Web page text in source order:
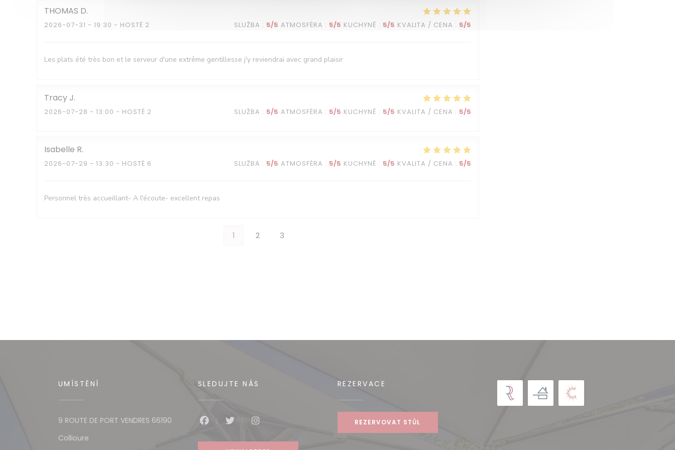
THOMAS D
2026-07-31 - 19:30 - HOSTÉ 2 SLUŽBA : 5/5 ATMOSFÉRA : 5/5 KUCHYNĚ : 5/5 KVALITA / CENA : 5/5
Les plats été très bon et le serveur d'une extrême gentillesse j'y reviendrai avec grand plaisir
TracyJ
2026-07-28 - 13:00 - HOSTÉ 2 SLUŽBA : 5/5 ATMOSFÉRA : 5/5 KUCHYNĚ : 5/5 KVALITA / CENA : 5/5
Isabelle R
2026-07-29 - 13:30 - HOSTÉ 6 SLUŽBA : 5/5 ATMOSFÉRA : 5/5 KUCHYNĚ : 5/5 KVALITA / CENA : 5/5
Personnel très accueillant- A l'écoute- excellent repas
1 2 3
UMÍSTĚNÍ
9 ROUTE DE PORT VENDRES 66190
Collioure((otevře se v novém okně))
SLEDUJTE NÁS
Facebook ((otevře se v novém okně))
REZERVACE
REZERVOVAT STŮL